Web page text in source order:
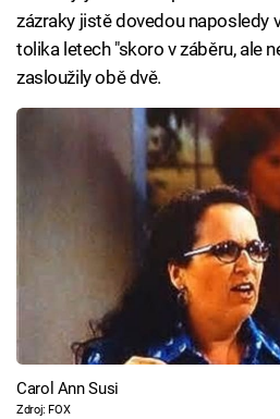
zázraky jistě dovedou naposledy
tolika letech "skoro v záběru, ale
zasloužily obě dvě.
Carol Ann Susi
Zdroj: FOX